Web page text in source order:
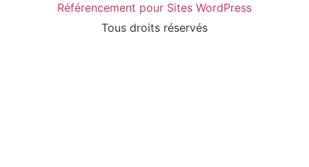
Référencement pour Sites WordPress
Tous droits réservés